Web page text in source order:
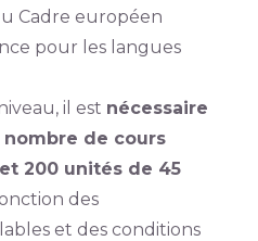
Cadre européen
pour les langues
il est nécessaire
de cours
200 unités de 45
des
et des conditions